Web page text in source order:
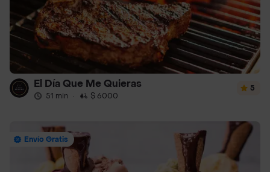
El Día Que Me Quieras
51 min · $ 6000
5
Envío Gratis